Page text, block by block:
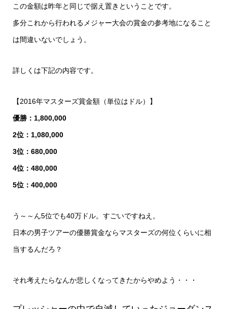
この金額は昨年と同じで据え置きということです。
多分これから行われるメジャー大会の賞金の参考地になること
は間違いないでしょう。
詳しくは下記の内容です。
【2016年マスターズ賞金額（単位はドル）】
優勝：1,800,000
2位：1,080,000
3位：680,000
4位：480,000
5位：400,000
う～～ん5位でも40万ドル。すごいですねえ。
日本の男子ツアーの優勝賞金ならマスターズの何位くらいに相
当するんだろ？
それ考えたらなんか悲しくなってきたからやめよう・・・